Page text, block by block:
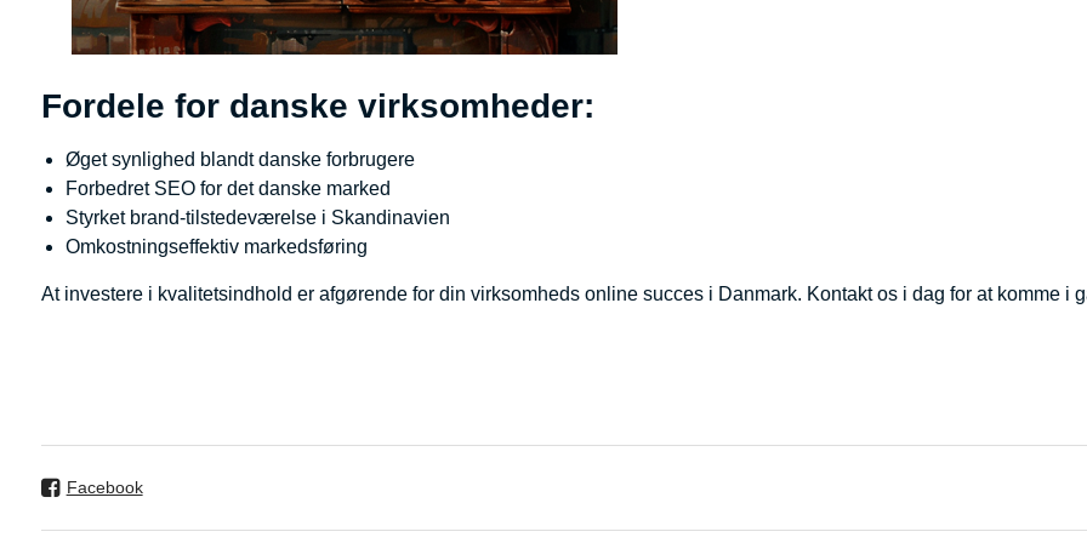
Fordele for danske virksomheder:
Øget synlighed blandt danske forbrugere
Forbedret SEO for det danske marked
Styrket brand-tilstedeværelse i Skandinavien
Omkostningseffektiv markedsføring
At investere i kvalitetsindhold er afgørende for din virksomheds online succes i Danmark. Kontakt os i dag for at komme i
Facebook